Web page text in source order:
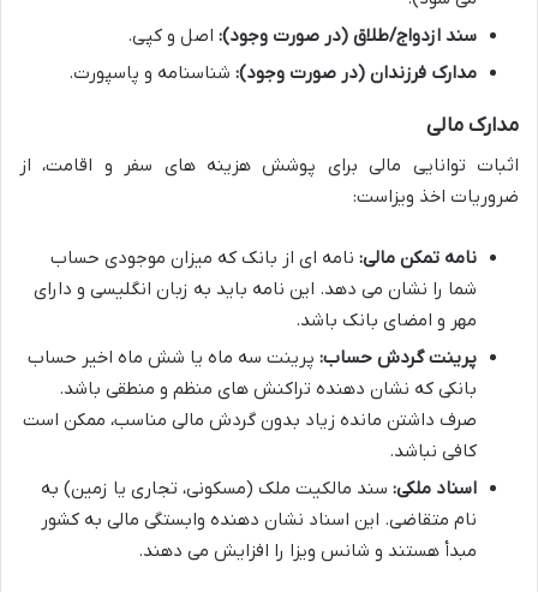
سند ازدواج/طلاق (در صورت وجود): اصل و کپی.
مدارک فرزندان (در صورت وجود): شناسنامه و پاسپورت.
مدارک مالی
اثبات توانایی مالی برای پوشش هزینه های سفر و اقامت، از
ضروریات اخذ ویزاست:
نامه تمکن مالی: نامه ای از بانک که میزان موجودی حساب
شما را نشان می دهد. این نامه باید به زبان انگلیسی و دارای
مهر و امضای بانک باشد.
پرینت گردش حساب: پرینت سه ماه یا شش ماه اخیر حساب
بانکی که نشان دهنده تراکنش های منظم و منطقی باشد.
صرف داشتن مانده زیاد بدون گردش مالی مناسب، ممکن است
کافی نباشد.
اسناد ملکی: سند مالکیت ملک (مسکونی، تجاری یا زمین) به
نام متقاضی. این اسناد نشان دهنده وابستگی مالی به کشور
مبدأ هستند و شانس ویزا را افزایش می دهند.